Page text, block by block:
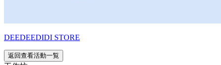
DEEDEEDIDI STORE
返回查看活動一覧